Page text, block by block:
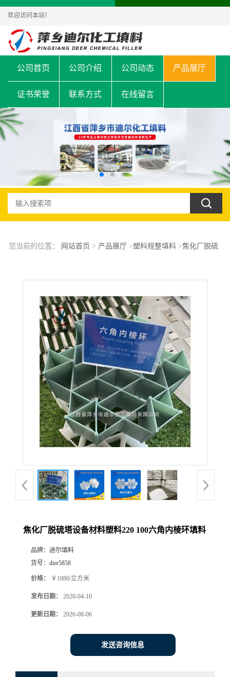
欢迎访问本站！
公司首页 公司介绍 公司动态 产品展厅
证书荣誉 联系方式 在线留言
您当前的位置： 网站首页 > 产品展厅>塑料规整填料>焦化厂脱硫
焦化厂脱硫塔设备材料塑料220 100六角内棱环填料
品牌： 迪尔填料
货号： dier5858
价格： ￥1080/立方米
发布日期： 2020-04-10
更新日期： 2026-08-06
发送咨询信息